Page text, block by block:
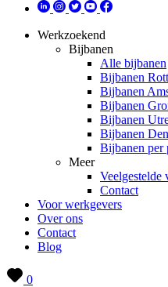
Werkzoekend
Bijbanen
Alle bijbanen
Bijbanen
Bijbanen
Bijbanen
Bijbanen
Bijbanen
Bijbanen per
Meer
Veelgestelde
Contact
Voor werkgevers
Over ons
Contact
Blog
0